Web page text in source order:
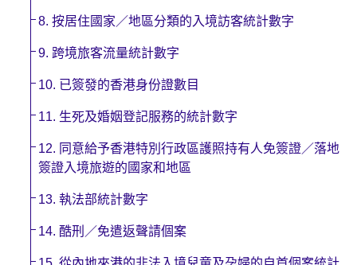
8. 按居住國家／地區分類的入境訪客統計數字
9. 跨境旅客流量統計數字
10. 已簽發的香港身份證數目
11. 生死及婚姻登記服務的統計數字
12. 同意給予香港特別行政區護照持有人免簽證／落地
簽證入境旅遊的國家和地區
13. 執法部統計數字
14. 酷刑／免遣返聲請個案